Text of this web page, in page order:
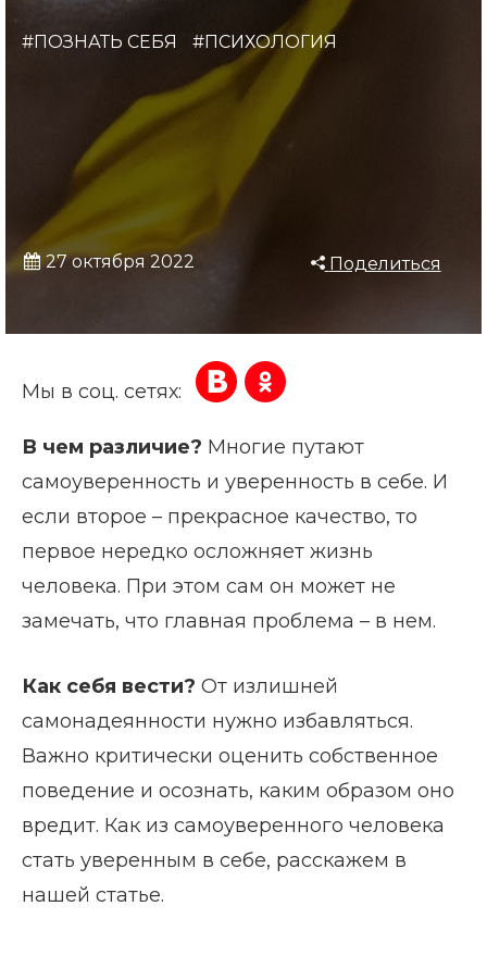
#ПОЗНАТЬ СЕБЯ #ПСИХОЛОГИЯ
27 октября 2022 Поделиться
Мы в соц. сетях:
В чем различие? Многие путают
самоуверенность и уверенность в себе. И
если второе – прекрасное качество, то
первое нередко осложняет жизнь
человека. При этом сам он может не
замечать, что главная проблема – в нем.
Как себя вести? От излишней
самонадеянности нужно избавляться.
Важно критически оценить собственное
поведение и осознать, каким образом оно
вредит. Как из самоуверенного человека
стать уверенным в себе, расскажем в
нашей статье.